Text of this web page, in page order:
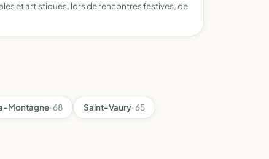
et artistiques, lors de rencontres festives, de
Montagne· 68 Saint-Vaury· 65